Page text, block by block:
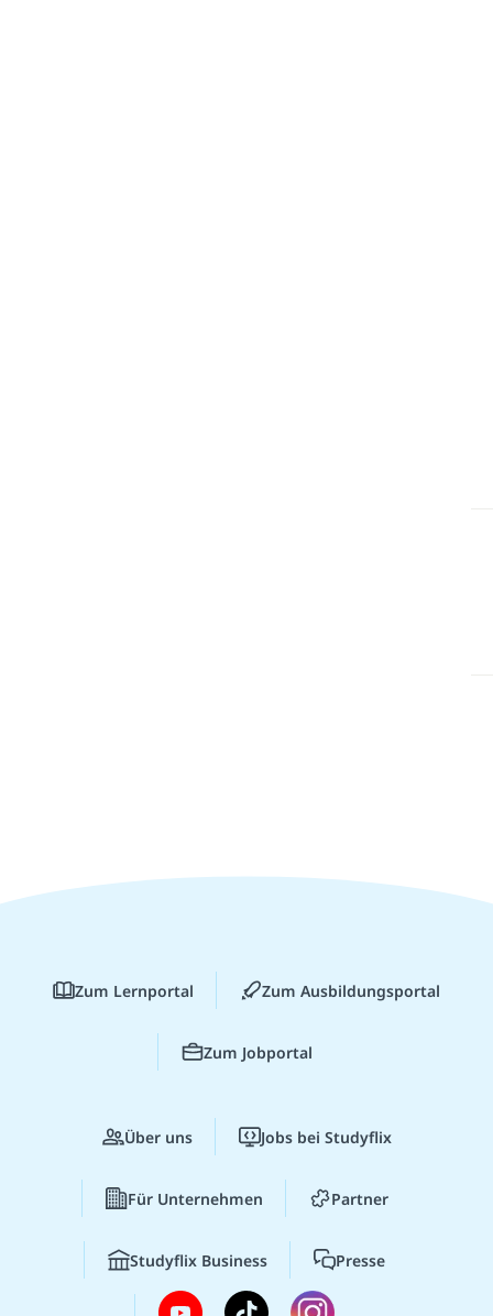
Zum Lernportal Zum Ausbildungsportal
Zum Jobportal
Über uns Jobs bei Studyflix
Für Unternehmen Partner
Studyflix Business Presse